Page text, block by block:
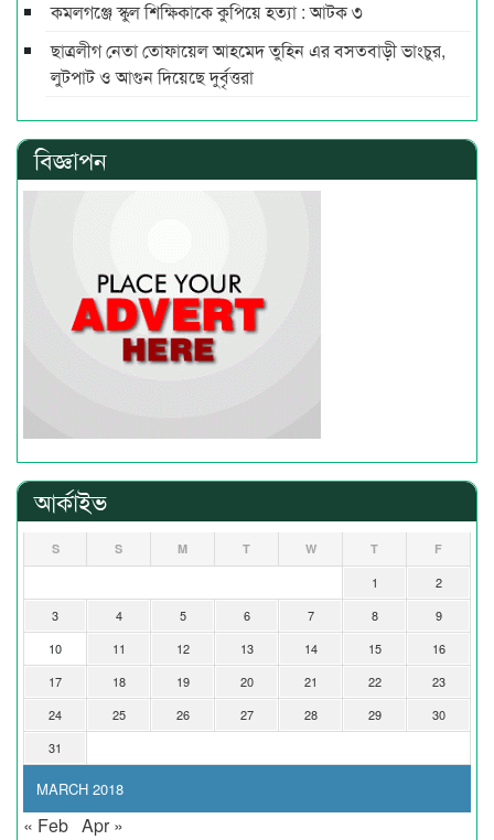
কমলগঞ্জে স্কুল শিক্ষিকাকে কুপিয়ে হত্যা : আটক ৩
ছাত্রলীগ নেতা তোফায়েল আহমেদ তুহিন এর বসতবাড়ী ভাংচুর,
লুটপাট ও আগুন দিয়েছে দুর্বৃত্তরা
বিজ্ঞাপন
আর্কাইভ
MARCH 2018
S S M T W T F
1
2
3
4 5 6 7 8
9
10
11 12 13 14 15
16
17
18 19 20 21 22
23
24
25 26 27 28 29
30
31
« Feb Apr »